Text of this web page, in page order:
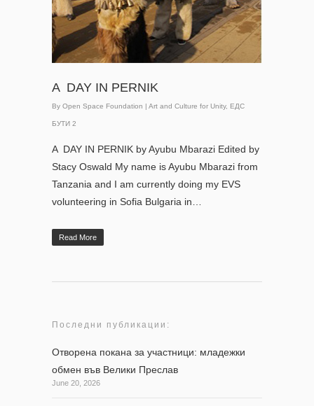
A DAY IN PERNIK
By Open Space Foundation | Art and Culture for Unity, ЕДС
БУТИ 2
A DAY IN PERNIK by Ayubu Mbarazi Edited by
Stacy Oswald My name is Ayubu Mbarazi from
Tanzania and I am currently doing my EVS
volunteering in Sofia Bulgaria in…
Read More
Последни публикации:
Отворена покана за участници: младежки
обмен във Велики Преслав
June 20, 2026